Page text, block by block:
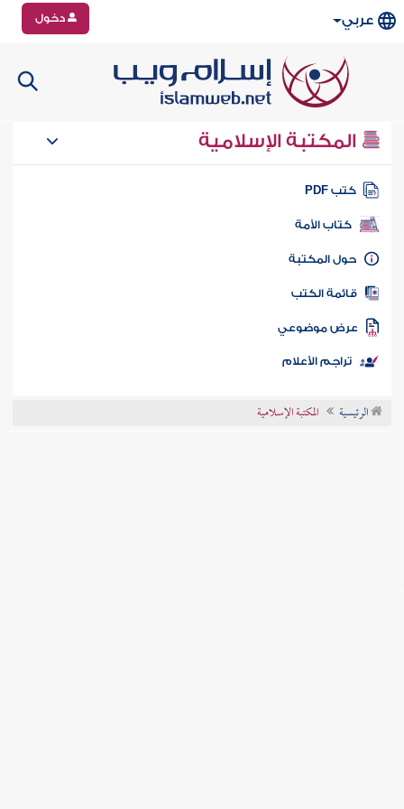
عربي دخول
المكتبة الإسلامية
كتب PDF
كتاب الأمة
المكتبة
الكتب
موضوعي
تراجم الأعلام
الرئيسية المكتبة الإسلامية